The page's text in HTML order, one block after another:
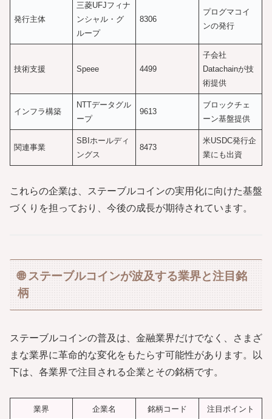
発行主体
三菱UFJフィナ
ンシャル・グ
ループ
8306
プログマコイ
ンの発行
技術支援 Speee 4499
子会社
Datachainが技
術提供
インフラ構築
NTTデータグル
ープ
9613
ブロックチェ
ーン基盤提供
関連事業
SBIホールディ
ングス
8473
米USDC発行企
業にも出資
これらの企業は、ステーブルコインの実用化に向けた基盤
づくりを担っており、今後の成長が期待されています。
🌐 ステーブルコインが波及する業界と注目銘
柄
ステーブルコインの普及は、金融業界だけでなく、さまざ
まな業界に革命的な変化をもたらす可能性があります。以
下は、各業界で注目される企業とその銘柄です。
業界 企業名 銘柄コード 注目ポイント